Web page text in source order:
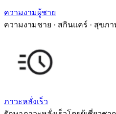
ความงามผู้ชาย
ความงามชาย · สกินแคร์ · สุขภ
ภาวะหลั่งเร็ว